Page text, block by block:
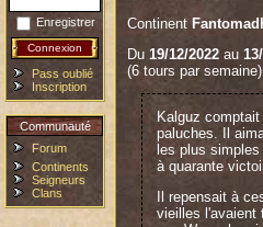
Enregistrer
Pass oublié
Inscription
Communauté
Forum
Continents
Seigneurs
Clans
Continent
Du 19/12/2022 au
(6 tours par semaine)
Kalguz
paluches. Il
les plus
à quarante
Il repensait à
vieilles l'avaient